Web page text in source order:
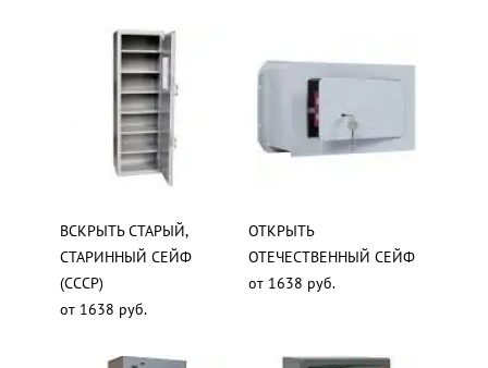
ВСКРЫТЬ СТАРЫЙ,
СТАРИННЫЙ СЕЙФ
(СССР)
от 1638 руб.
ОТКРЫТЬ
ОТЕЧЕСТВЕННЫЙ СЕЙФ
от 1638 руб.